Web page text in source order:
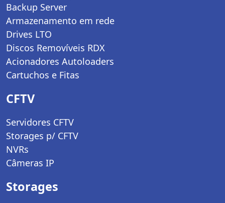
Backup Server
Armazenamento em rede
Drives LTO
Discos Removíveis RDX
Acionadores Autoloaders
Cartuchos e Fitas
CFTV
Servidores CFTV
Storages p/ CFTV
NVRs
Câmeras IP
Storages